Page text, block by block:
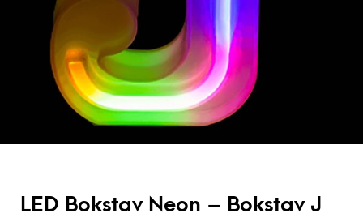
LED Bokstav Neon – Bokstav J